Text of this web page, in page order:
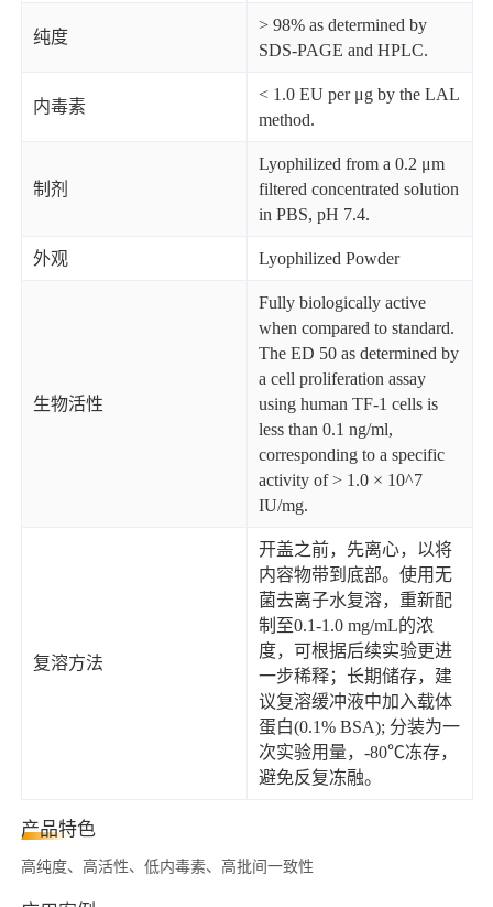
纯度
> 98% as determined by
SDS-PAGE and HPLC.
内毒素
< 1.0 EU per μg by the LAL
method.
制剂
Lyophilized from a 0.2 μm
filtered concentrated solution
in PBS, pH 7.4.
外观 Lyophilized Powder
生物活性
Fully biologically active
when compared to standard.
The ED 50 as determined by
a cell proliferation assay
using human TF-1 cells is
less than 0.1 ng/ml,
corresponding to a specific
activity of > 1.0 × 10^7
IU/mg.
复溶方法
开盖之前，先离心，以将
内容物带到底部。使用无
菌去离子水复溶，重新配
制至0.1-1.0 mg/mL的浓
度，可根据后续实验更进
一步稀释；长期储存，建
议复溶缓冲液中加入载体
蛋白(0.1% BSA); 分装为一
次实验用量，-80℃冻存，
避免反复冻融。
产品特色
高纯度、高活性、低内毒素、高批间一致性